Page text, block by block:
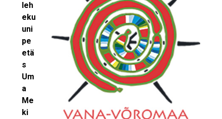
leh
eku
uni
pe
etä
s
Um
a
Me
ki